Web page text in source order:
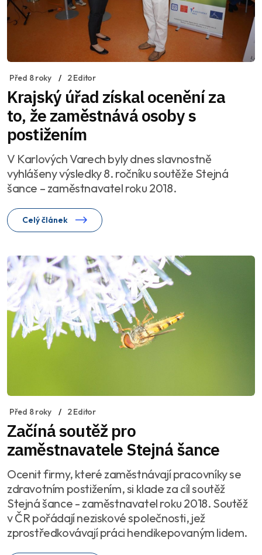
Před 8 roky 2 Editor
Krajský úřad získal ocenění za
to, že zaměstnává osoby s
postižením
V Karlových Varech byly dnes slavnostně
vyhlášeny výsledky 8. ročníku soutěže Stejná
šance – zaměstnavatel roku 2018.
Celý článek
Před 8 roky 2 Editor
Začíná soutěž pro
zaměstnavatele Stejná šance
Ocenit firmy, které zaměstnávají pracovníky se
zdravotním postižením, si klade za cíl soutěž
Stejná šance - zaměstnavatel roku 2018. Soutěž
v ČR pořádají neziskové společnosti, jež
zprostředkovávají práci hendikepovaným lidem.